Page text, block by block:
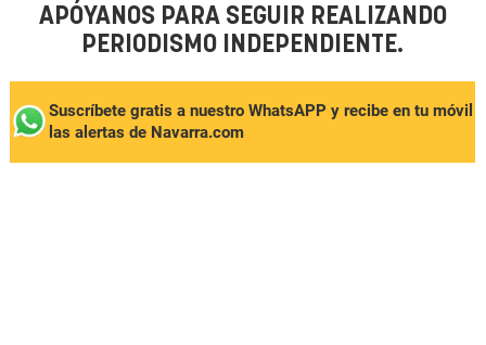
APÓYANOS PARA SEGUIR REALIZANDO
PERIODISMO INDEPENDIENTE.
Suscríbete gratis a nuestro WhatsAPP y recibe en tu móvil
las alertas de Navarra.com